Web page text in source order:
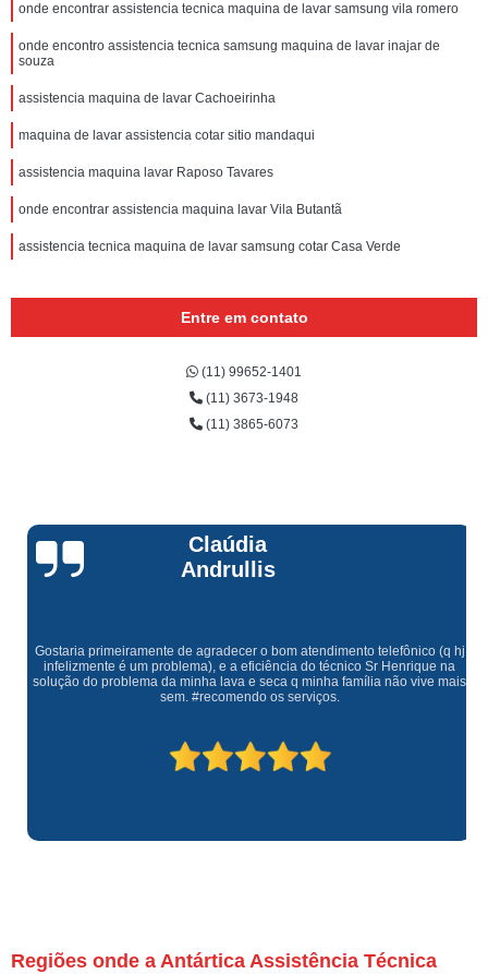
onde encontrar assistencia tecnica maquina de lavar samsung vila romero
onde encontro assistencia tecnica samsung maquina de lavar inajar de
souza
assistencia maquina de lavar Cachoeirinha
maquina de lavar assistencia cotar sitio mandaqui
assistencia maquina lavar Raposo Tavares
onde encontrar assistencia maquina lavar Vila Butantã
assistencia tecnica maquina de lavar samsung cotar Casa Verde
Entre em contato
(11) 99652-1401
(11) 3673-1948
(11) 3865-6073
Claúdia
Andrullis
Gostaria primeiramente de agradecer o bom atendimento telefônico (q hj
infelizmente é um problema), e a eficiência do técnico Sr Henrique na
solução do problema da minha lava e seca q minha família não vive mais
sem. #recomendo os serviços.
Regiões onde a Antártica Assistência Técnica